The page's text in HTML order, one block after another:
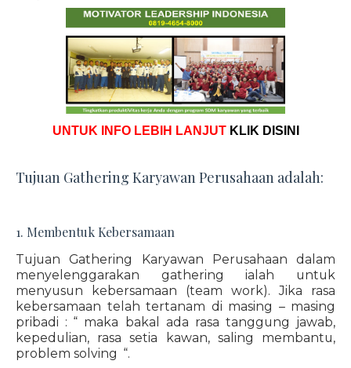
UNTUK INFO LEBIH LANJUT KLIK DISINI
Tujuan Gathering Karyawan Perusahaan adalah:
1. Membentuk Kebersamaan
Tujuan Gathering Karyawan Perusahaan dalam
menyelenggarakan gathering ialah untuk
menyusun kebersamaan (team work). Jika rasa
kebersamaan telah tertanam di masing – masing
pribadi : “ maka bakal ada rasa tanggung jawab,
kepedulian, rasa setia kawan, saling membantu,
problem solving “.